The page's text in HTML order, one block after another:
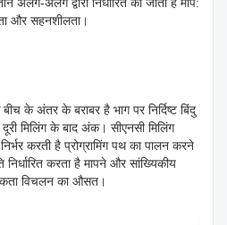
और सहनशीलता।
के अंतर के बराबर है भाग पर निर्दिष्ट बिंदु
मिलिंग के बाद अंक। सीएनसी मिलिंग
करती है प्रोग्रामिंग पथ का पालन करने
करता है मापने और सांख्यिकीय
विचलन का औसत।